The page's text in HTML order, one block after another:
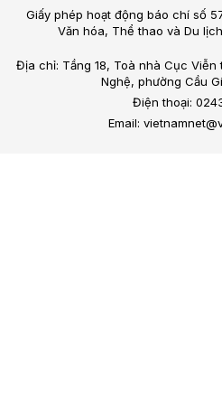
Giấy phép hoạt động báo chí số
Văn hóa, Thể thao và Du
Địa chỉ: Tầng 18, Toà nhà Cục
Nghệ, phường Cầu
Điện thoại:
Email: